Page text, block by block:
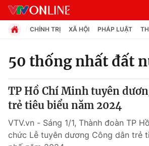
Chuyên mục
Chính trị
Xã hội
CHÍNH TRỊ XÃ HỘI PHÁP LUẬT
50 thống nhất đất
TP Hồ Chí Minh tuyên
trẻ tiêu biểu năm 2024
VTV.vn - Sáng 1/1, Thành đoàn TP
chức Lễ tuyên dương Công dân trẻ